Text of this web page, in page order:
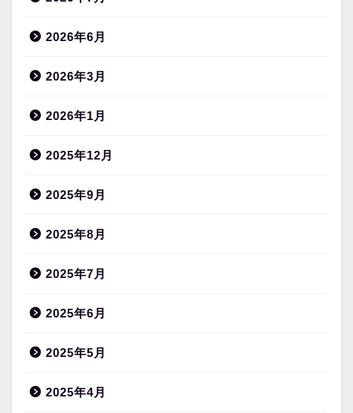
2026年6月
2026年3月
2026年1月
2025年12月
2025年9月
2025年8月
2025年7月
2025年6月
2025年5月
2025年4月